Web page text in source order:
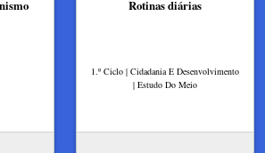
Rotinas diárias
1.º Ciclo | Cidadania E Desenvolvimento
| Estudo Do Meio